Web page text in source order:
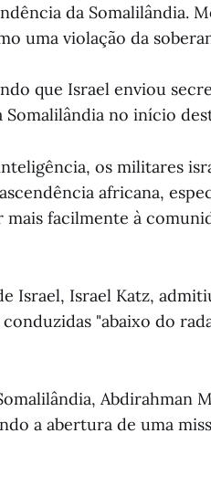
da Somalilândia.
uma violação da
que Israel enviou
no início
os militares
africana,
facilmente à
Israel, Israel Katz,
"abaixo do
Abdirahman
a abertura de uma